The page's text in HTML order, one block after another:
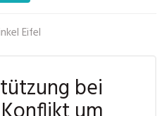
Eifel
bei